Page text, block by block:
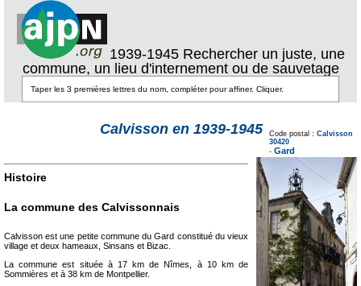
1939-1945 Rechercher un juste, une
commune, un lieu d'internement ou de sauvetage
Calvisson en 1939-1945
Code postal : Calvisson
30420
- Gard
Histoire
La commune des Calvissonnais
Calvisson est une petite commune du Gard constitué du vieux
village et deux hameaux, Sinsans et Bizac.
La commune est située à 17 km de Nîmes, à 10 km de
Sommières et à 38 km de Montpellier.